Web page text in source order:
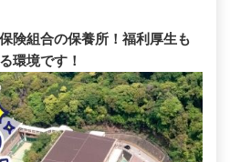
険組合の保養所！福利厚生も
環境です！